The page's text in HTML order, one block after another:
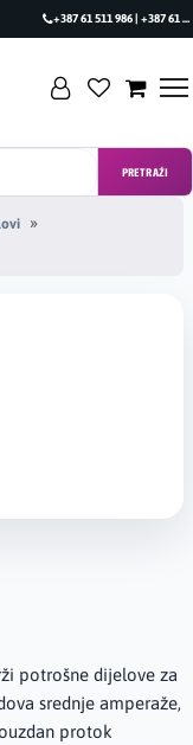
+387 61 511 986 | +387 61 493 470
PRETRAŽI
potrošne dijelove za
srednje amperaže,
protok